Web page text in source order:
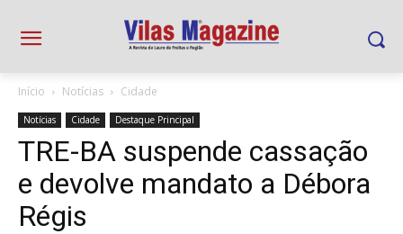
Início Notícias Cidade
Notícias Cidade Destaque Principal
TRE-BA suspende cassação
e devolve mandato a Débora
Régis